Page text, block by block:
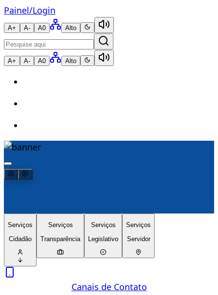
Painel/Login
A+ A- A0 Alto
A+ A- A0 Alto
Serviços
Cidadão
Serviços
Transparência
Serviços
Legislativo
Serviços
Servidor
Canais de Contato